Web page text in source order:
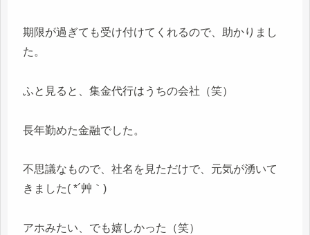
期限が過ぎても受け付けてくれるので、助かりまし
た。
ふと見ると、集金代行はうちの会社（笑）
長年勤めた金融でした。
不思議なもので、社名を見ただけで、元気が湧いて
きました( *´艸｀)
アホみたい、でも嬉しかった（笑）